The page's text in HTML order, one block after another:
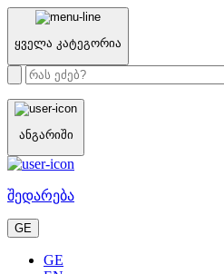
ყველა კატეგორია
ანგარიში
შედარება
GE
GE